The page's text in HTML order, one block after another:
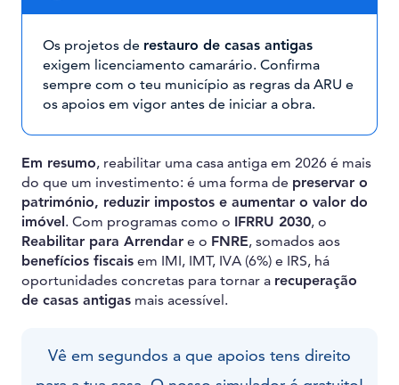
Os projetos de restauro de casas antigas
exigem licenciamento camarário. Confirma
sempre com o teu município as regras da ARU e
os apoios em vigor antes de iniciar a obra.
Em resumo, reabilitar uma casa antiga em 2026 é mais
do que um investimento: é uma forma de preservar o
património, reduzir impostos e aumentar o valor do
imóvel. Com programas como o IFRRU 2030, o
Reabilitar para Arrendar e o FNRE, somados aos
benefícios fiscais em IMI, IMT, IVA (6%) e IRS, há
oportunidades concretas para tornar a recuperação
de casas antigas mais acessível.
Vê em segundos a que apoios tens direito